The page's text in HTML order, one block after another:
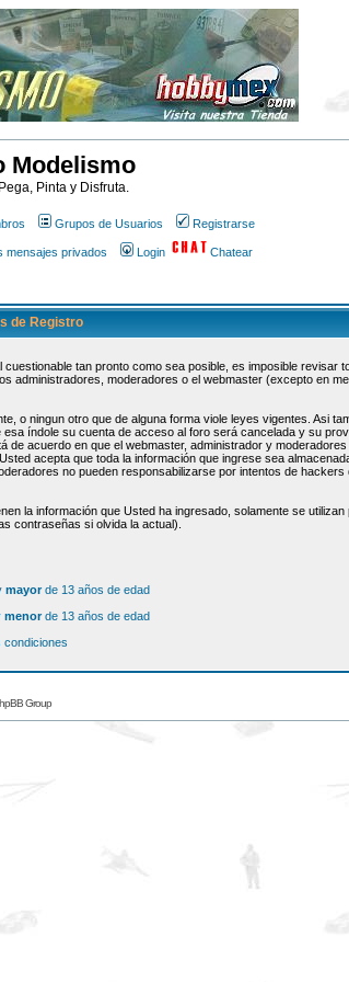
Modelismo
Pinta y Disfruta.
Grupos de Usuarios Registrarse
mensajes privados Login Chatear
de Registro
tan pronto como sea posible, es imposible revisar
administradores, moderadores o el webmaster (excepto en
o ningun otro que de alguna forma viole leyes vigentes. Asi
índole su cuenta de acceso al foro será cancelada y su
acuerdo en que el webmaster, administrador y
acepta que toda la información que ingrese sea
no pueden responsabilizarse por intentos de hackers
la información que Usted ha ingresado, solamente se
contraseñas si olvida la actual).
mayorde 13 años de edad
menorde 13 años de edad
condiciones
Group